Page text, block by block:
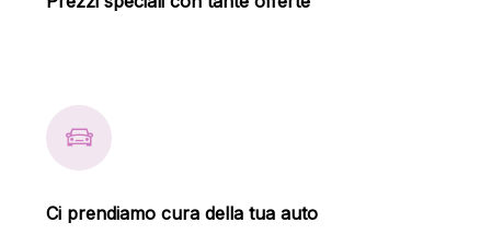
Ci prendiamo cura della tua auto